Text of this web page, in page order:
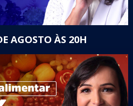
AGOSTO ÀS 20H